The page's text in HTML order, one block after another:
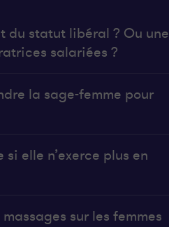
du statut libéral ? Ou une
salariées ?
la sage-femme pour
elle n’exerce plus en
sur les femmes